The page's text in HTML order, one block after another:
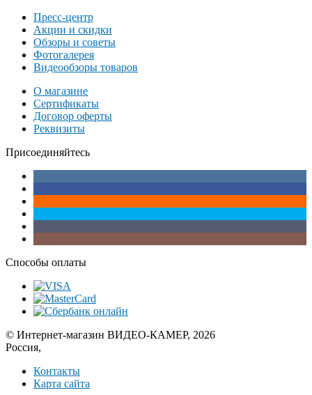
Пресс-центр
Акции и скидки
Обзоры и советы
Фотогалерея
Видеообзоры товаров
О магазине
Сертификаты
Договор оферты
Реквизиты
Присоединяйтесь
Способы оплаты
© Интернет-магазин ВИДЕО-КАМЕР, 2026
Россия,
Контакты
Карта сайта